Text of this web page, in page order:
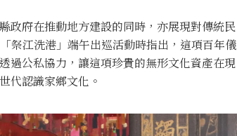
政府在推動地方建設的同時，亦展現對傳統民
祭江洗港」端午出巡活動時指出，這項百年儀
過公私協力，讓這項珍貴的無形文化資產在現
代認識家鄉文化。